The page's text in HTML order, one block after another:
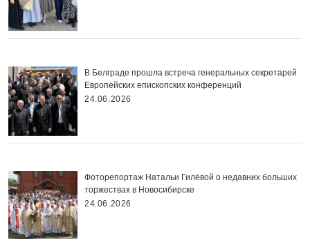
В Белграде прошла встреча генеральных секретарей
Европейских епископских конференций
24.06.2026
Фоторепортаж Натальи Гилёвой о недавних больших
торжествах в Новосибирске
24.06.2026